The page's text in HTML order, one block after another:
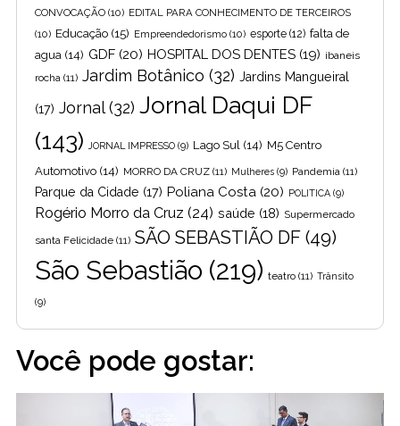
CONVOCAÇÃO (10) EDITAL PARA CONHECIMENTO DE TERCEIROS
(10) Educação (15) Empreendedorismo (10) esporte (12) falta de
agua (14) GDF (20) HOSPITAL DOS DENTES (19) ibaneis
rocha (11) Jardim Botânico (32) Jardins Mangueiral
(17) Jornal(32) Jornal Daqui DF
(143)
JORNAL IMPRESSO (9) Lago Sul (14) M5 Centro
Automotivo (14) MORRO DA CRUZ (11) Mulheres (9) Pandemia (11)
Parque da Cidade (17) Poliana Costa (20) POLITICA (9)
Rogério Morro da Cruz (24) saúde (18) Supermercado
santa Felicidade (11) SÃO SEBASTIÃO DF (49)
São Sebastião (219) teatro (11) Trânsito
(9)
Você pode gostar: